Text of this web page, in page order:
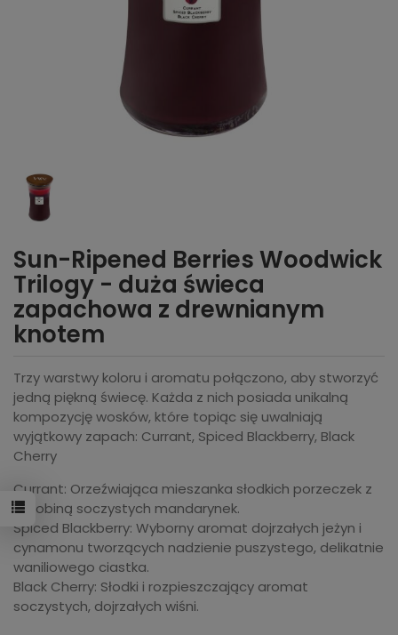
Sun-Ripened Berries Woodwick
Trilogy - duża świeca
zapachowa z drewnianym
knotem
Trzy warstwy koloru i aromatu połączono, aby stworzyć
jedną piękną świecę. Każda z nich posiada unikalną
kompozycję wosków, które topiąc się uwalniają
wyjątkowy zapach: Currant, Spiced Blackberry, Black
Cherry
Currant: Orzeźwiająca mieszanka słodkich porzeczek z
odrobiną soczystych mandarynek.
Spiced Blackberry: Wyborny aromat dojrzałych jeżyn i
cynamonu tworzących nadzienie puszystego, delikatnie
waniliowego ciastka.
Black Cherry: Słodki i rozpieszczający aromat
soczystych, dojrzałych wiśni.